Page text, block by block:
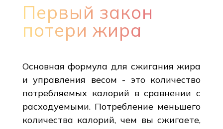
Первый закон
потери жира
Основная формула для сжигания жира
и управления весом - это количество
потребляемых калорий в сравнении с
расходуемыми. Потребление меньшего
количества калорий, чем вы сжигаете,